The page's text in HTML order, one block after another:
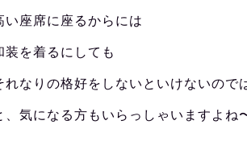
い座席に座るからには
装を着るにしても
れなりの格好をしないといけないので
、気になる方もいらっしゃいますよね